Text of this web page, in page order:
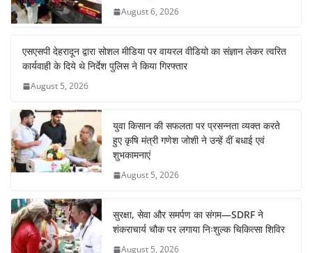
August 6, 2026
एसएसपी देहरादून द्वारा सोशल मीडिया पर वायरल वीडियो का संज्ञान लेकर त्वरित
कार्यवाही के दिये थे निर्देश पुलिस ने किया गिरफ्तार
August 5, 2026
युवा किसान की सफलता पर प्रसन्नता व्यक्त करते
हुए कृषि मंत्री गणेश जोशी ने उन्हें दीं बधाई एवं
शुभकामनाएं
August 5, 2026
सुरक्षा, सेवा और समर्पण का संगम—SDRF ने
शंकराचार्य चौक पर लगाया निःशुल्क चिकित्सा शिविर
August 5, 2026